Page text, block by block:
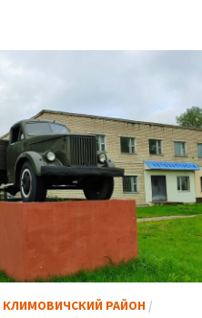
КЛИМОВИЧСКИЙ РАЙОН/